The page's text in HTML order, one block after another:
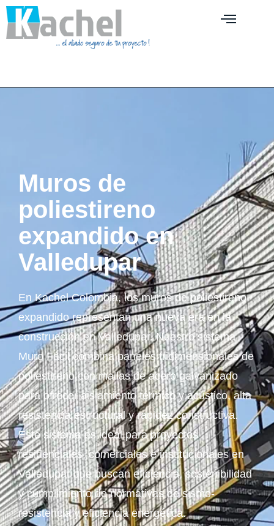
Muros de
poliestireno
expandido en
Valledupar
En Kachel Colombia, los muros de poliestireno
expandido representan una nueva era en la
construcción en Valledupar. Nuestro sistema
Muro Fácil combina paneles tridimensionales de
poliestireno con mallas de acero galvanizado
para ofrecer aislamiento térmico y acústico, alta
resistencia estructural y rapidez constructiva.
Este sistema es ideal para proyectos
residenciales, comerciales e institucionales en
Valledupar que buscan eficiencia, sostenibilidad
y cumplimiento de normativas de sismo-
resistencia y eficiencia energética.